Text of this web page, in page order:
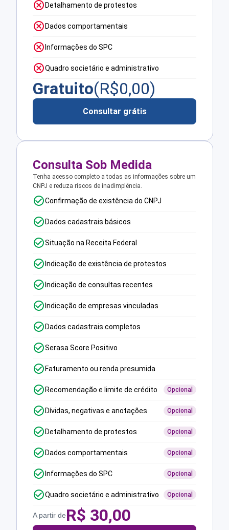
Detalhamento de protestos
Dados comportamentais
Informações do SPC
Quadro societário e administrativo
Gratuito(R$0,00)
Consultar grátis
Consulta Sob Medida
Tenha acesso completo a todas as informações sobre um
CNPJ e reduza riscos de inadimplência.
Confirmação de existência do CNPJ
Dados cadastrais básicos
Situação na Receita Federal
Indicação de existência de protestos
Indicação de consultas recentes
Indicação de empresas vinculadas
Dados cadastrais completos
Serasa Score Positivo
Faturamento ou renda presumida
Recomendação e limite de crédito Opcional
Dívidas, negativas e anotações Opcional
Detalhamento de protestos Opcional
Dados comportamentais Opcional
Informações do SPC Opcional
Quadro societário e administrativo Opcional
A partir deR$ 30,00